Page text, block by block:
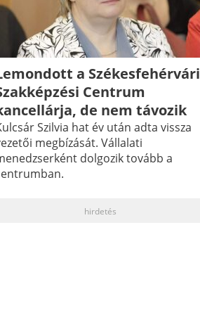
a Székesfehérvári
Centrum
de nem távozik
Szilvia hat év után adta vissza
megbízását. Vállalati
dolgozik tovább a
hirdetés